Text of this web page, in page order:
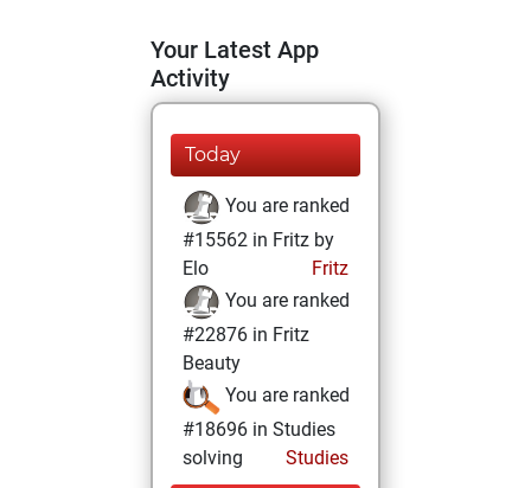
Your Latest App
Activity
Today
You are ranked
#15562 in Fritz by
Elo
Fritz
You are ranked
#22876 in Fritz
Beauty
You are ranked
#18696 in Studies
solving
Studies